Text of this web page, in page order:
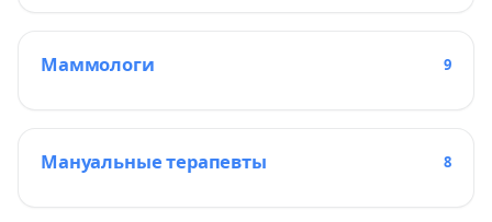
Маммологи 9
Мануальные терапевты 8